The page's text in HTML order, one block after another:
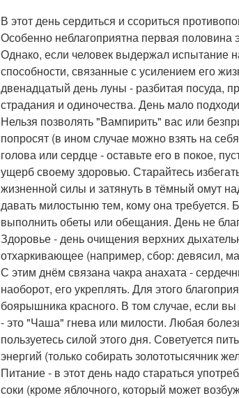
В этот день сердиться и ссориться
Особенно неблагоприятна первая половина
Однако, если человек выдержал испытание
способности, связанные с усилением его
двенадцатый день луны - разбитая посуда,
страдания и одиночества. День мало
Нельзя позволять "Вампирить" вас или
попросят (в ином случае можно взять на
голова или сердце - оставьте его в покое,
ущерб своему здоровью. Старайтесь
жизненной силы и затянуть в тёмный омут
давать милостыню тем, кому она требуется.
выполнить обеты или обещания. День не
Здоровье - день очищения верхних
отхаркивающее (например, сбор: девясил,
С этим днём связана чакра анахата -
наоборот, его укреплять. Для этого
боярышника красного. В том случае, если
- это "Чаша" гнева или милости. Любая
пользуетесь силой этого дня. Советуется
энергий (только собирать золототысячник
Питание - в этот день надо стараться
соки (кроме яблочного, который может